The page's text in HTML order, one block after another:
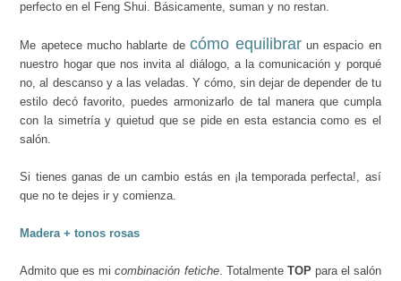
perfecto en el Feng Shui. Básicamente, suman y no restan.
Me apetece mucho hablarte decómo equilibrarun espacio en
nuestro hogar que nos invita al diálogo, a la comunicación y porqué
no, al descanso y a las veladas. Y cómo, sin dejar de depender de tu
estilo decó favorito, puedes armonizarlo de tal manera que cumpla
con la simetría y quietud que se pide en esta estancia como es el
salón.
Si tienes ganas de un cambio estás en ¡la temporada perfecta!, así
que no te dejes ir y comienza.
Madera + tonos rosas
Admito que es micombinación fetiche. Totalmente TOPpara el salón